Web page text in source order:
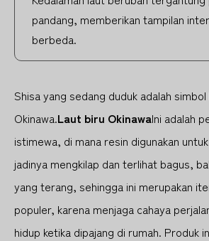
pandang, memberikan tampilan
berbeda.
Shisa yang sedang duduk adalah
Okinawa.Laut biru OkinawaIni adalah
istimewa, di mana resin digunakan
jadinya mengkilap dan terlihat bagus,
yang terang, sehingga ini merupakan
populer, karena menjaga cahaya
hidup ketika dipajang di rumah. Produk